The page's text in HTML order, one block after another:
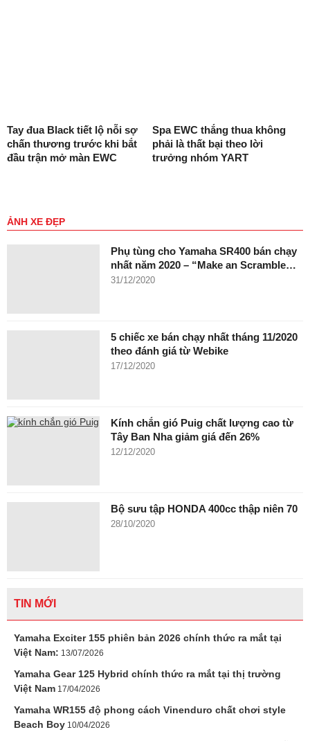
Tay đua Black tiết lộ nỗi sợ
chấn thương trước khi bắt
đầu trận mở màn EWC
Spa EWC thắng thua không
phải là thất bại theo lời
trưởng nhóm YART
ẢNH XE ĐẸP
Phụ tùng cho Yamaha SR400 bán chạy
nhất năm 2020 – “Make an Scramble…
31/12/2020
5 chiếc xe bán chạy nhất tháng 11/2020
theo đánh giá từ Webike
17/12/2020
Kính chắn gió Puig chất lượng cao từ
Tây Ban Nha giảm giá đến 26%
12/12/2020
Bộ sưu tập HONDA 400cc thập niên 70
28/10/2020
TIN MỚI
Yamaha Exciter 155 phiên bản 2026 chính thức ra mắt tại
Việt Nam: 13/07/2026
Yamaha Gear 125 Hybrid chính thức ra mắt tại thị trường
Việt Nam 17/04/2026
Yamaha WR155 độ phong cách Vinenduro chất chơi style
Beach Boy 10/04/2026